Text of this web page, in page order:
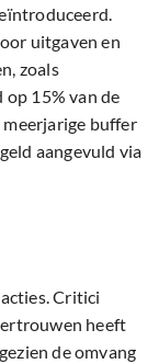
uitgaven en
zoals
15% van de
meerjarige buffer
aangevuld via
Critici
heeft
de omvang